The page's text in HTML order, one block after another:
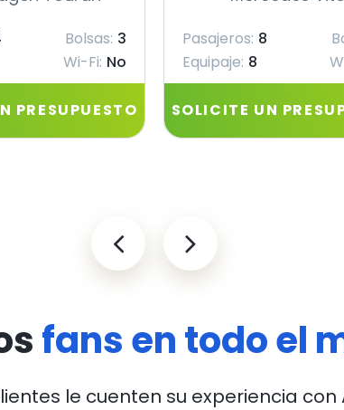
Bolsas: 3
Wi-Fi: No
PRESUPUESTO
Pasajeros: 8
Equipaje: 8
SOLICITE UN
fans en todo el
le cuenten su experiencia